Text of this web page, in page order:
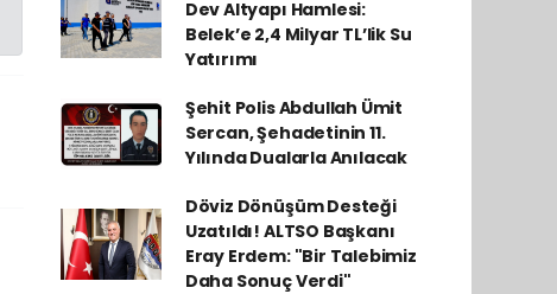
Dev Altyapı Hamlesi:
Belek’e 2,4 Milyar TL’lik Su
Yatırımı
Şehit Polis Abdullah Ümit
Sercan, Şehadetinin 11.
Yılında Dualarla Anılacak
Döviz Dönüşüm Desteği
Uzatıldı! ALTSO Başkanı
Eray Erdem: "Bir Talebimiz
Daha Sonuç Verdi"